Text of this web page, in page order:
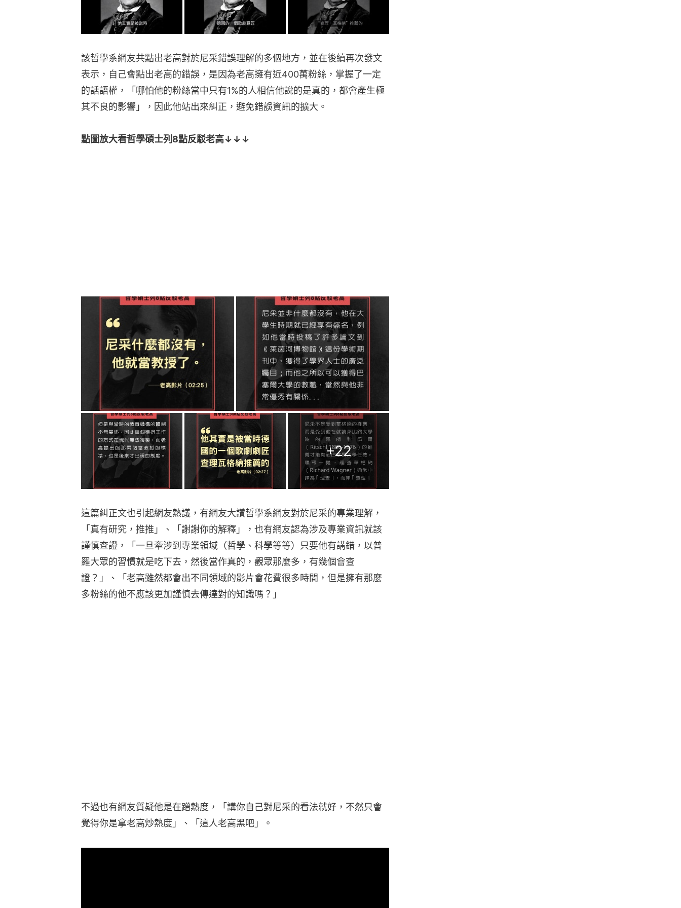
該哲學系網友共點出老高對於尼采錯誤理解的多個地方，並在後續再次發文
表示，自己會點出老高的錯誤，是因為老高擁有近400萬粉絲，掌握了一定
的話語權，「哪怕他的粉絲當中只有1%的人相信他說的是真的，都會產生極
其不良的影響」，因此他站出來糾正，避免錯誤資訊的擴大。
點圖放大看哲學碩士列8點反駁老高↓↓↓
+22
這篇糾正文也引起網友熱議，有網友大讚哲學系網友對於尼采的專業理解，
「真有研究，推推」、「謝謝你的解釋」，也有網友認為涉及專業資訊就該
謹慎查證，「一旦牽涉到專業領域（哲學、科學等等）只要他有講錯，以普
羅大眾的習慣就是吃下去，然後當作真的，觀眾那麼多，有幾個會查
證？」、「老高雖然都會出不同領域的影片會花費很多時間，但是擁有那麼
多粉絲的他不應該更加謹慎去傳達對的知識嗎？」